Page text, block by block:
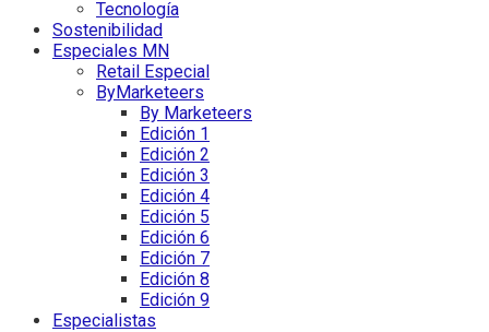
Tecnología
Sostenibilidad
Especiales MN
Retail Especial
ByMarketeers
By Marketeers
Edición 1
Edición 2
Edición 3
Edición 4
Edición 5
Edición 6
Edición 7
Edición 8
Edición 9
Especialistas